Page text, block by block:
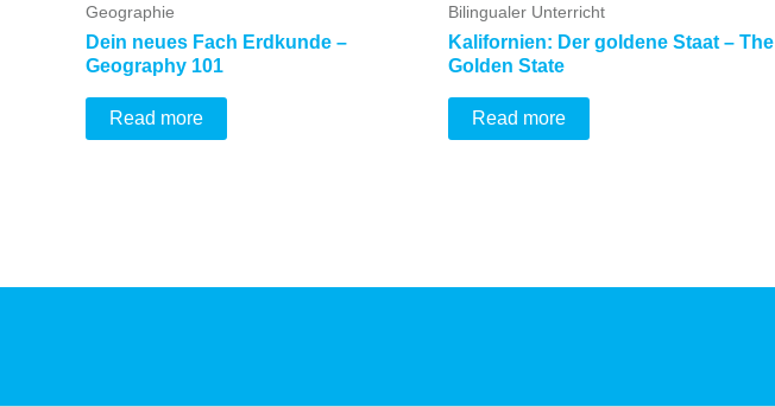
Geographie
Dein neues Fach Erdkunde –
Geography 101
Read more
Bilingualer Unterricht
Kalifornien: Der goldene Staat – The
Golden State
Read more